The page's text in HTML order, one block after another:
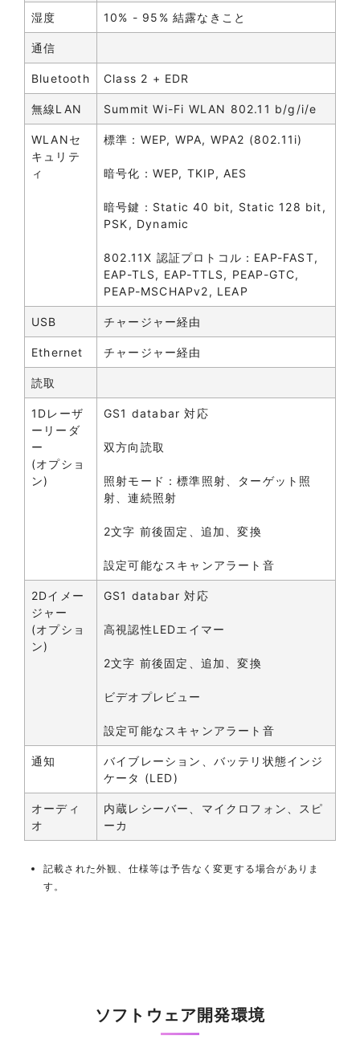
湿度 10% - 95% 結露なきこと
通信
Bluetooth Class 2 + EDR
無線LAN Summit Wi-Fi WLAN 802.11 b/g/i/e
WLANセ
キュリテ
ィ
標準：WEP, WPA, WPA2 (802.11i)
暗号化：WEP, TKIP, AES
暗号鍵：Static 40 bit, Static 128 bit,
PSK, Dynamic
802.11X 認証プロトコル：EAP-FAST,
EAP-TLS, EAP-TTLS, PEAP-GTC,
PEAP-MSCHAPv2, LEAP
USB チャージャー経由
Ethernet チャージャー経由
読取
1Dレーザ
ーリーダ
ー
(オプショ
ン)
GS1 databar 対応
双方向読取
照射モード：標準照射、ターゲット照
射、連続照射
2文字 前後固定、追加、変換
設定可能なスキャンアラート音
2Dイメー
ジャー
(オプショ
ン)
GS1 databar 対応
高視認性LEDエイマー
2文字 前後固定、追加、変換
ビデオプレビュー
設定可能なスキャンアラート音
通知
バイブレーション、バッテリ状態インジ
ケータ (LED)
オーディ
オ
内蔵レシーバー、マイクロフォン、スピ
ーカ
記載された外観、仕様等は予告なく変更する場合がありま
す。
ソフトウェア開発環境